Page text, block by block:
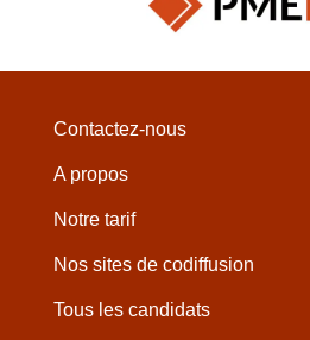
Contactez-nous
A propos
Notre tarif
Nos sites de codiffusion
Tous les candidats